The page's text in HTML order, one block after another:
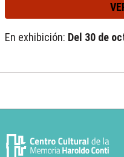
En exhibición: Del 30 de